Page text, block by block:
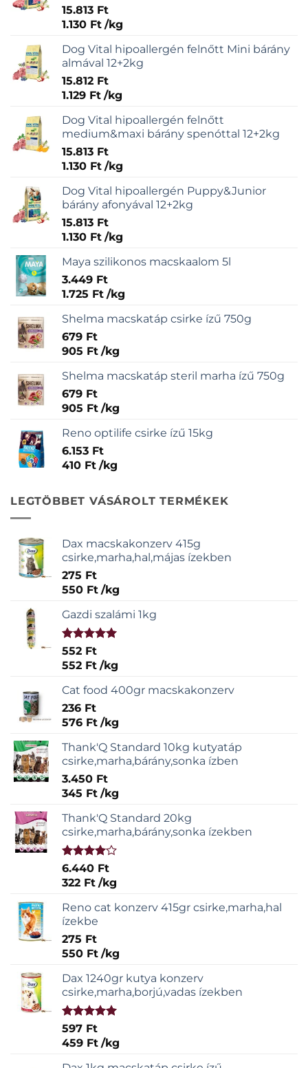
termékoldalon
választhatók
15.813 Ft
1.130 Ft /kg
Dog Vital hipoallergén felnőtt Mini bárány
almával 12+2kg
15.812 Ft
1.129 Ft /kg
Dog Vital hipoallergén felnőtt
medium&maxi bárány spenóttal 12+2kg
15.813 Ft
1.130 Ft /kg
Dog Vital hipoallergén Puppy&Junior
bárány afonyával 12+2kg
15.813 Ft
1.130 Ft /kg
Maya szilikonos macskaalom 5l
3.449 Ft
1.725 Ft /kg
Shelma macskatáp csirke ízű 750g
679 Ft
905 Ft /kg
Shelma macskatáp steril marha ízű 750g
679 Ft
905 Ft /kg
Reno optilife csirke ízű 15kg
6.153 Ft
410 Ft /kg
LEGTÖBBET VÁSÁROLT TERMÉKEK
Dax macskakonzerv 415g
csirke,marha,hal,májas ízekben
275 Ft
550 Ft /kg
Gazdi szalámi 1kg
Értékelés:
5.00/ 5
552 Ft
552 Ft /kg
Cat food 400gr macskakonzerv
236 Ft
576 Ft /kg
Thank'Q Standard 10kg kutyatáp
csirke,marha,bárány,sonka ízben
3.450 Ft
345 Ft /kg
Thank'Q Standard 20kg
csirke,marha,bárány,sonka ízekben
Értékelés:
4.00 / 5
6.440 Ft
322 Ft /kg
Reno cat konzerv 415gr csirke,marha,hal
ízekbe
275 Ft
550 Ft /kg
Dax 1240gr kutya konzerv
csirke,marha,borjú,vadas ízekben
Értékelés:
5.00/ 5
597 Ft
459 Ft /kg